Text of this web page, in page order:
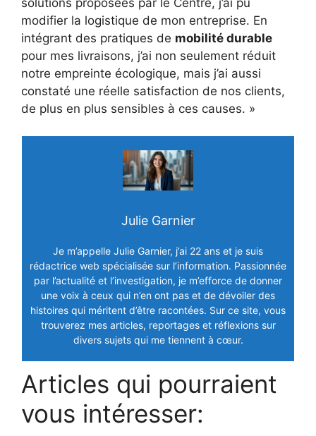
modifier la logistique de mon entreprise. En
intégrant des pratiques de mobilité durable
pour mes livraisons, j’ai non seulement réduit
notre empreinte écologique, mais j’ai aussi
constaté une réelle satisfaction de nos clients,
de plus en plus sensibles à ces causes. »
Julie Garnier
Je m’appelle Julie Garnier, j’ai 22 ans et je suis
rédactrice web spécialisée sur l’information. Passionnée
par l’actualité et l’investigation, je m’efforce de donner
une voix à ceux qui n’en ont pas et de dévoiler des
histoires qui méritent d’être racontées. Sur ce site, vous
trouverez mes articles, reportages et réflexions sur
divers sujets qui me tiennent à cœur.
Articles qui pourraient
vous intéresser: